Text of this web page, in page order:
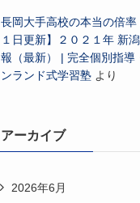
長岡大手高校の本当の倍率
１日更新】２０２１年 新
報（最新） | 完全個別指導
ンランド式学習塾 より
アーカイブ
2026年6月